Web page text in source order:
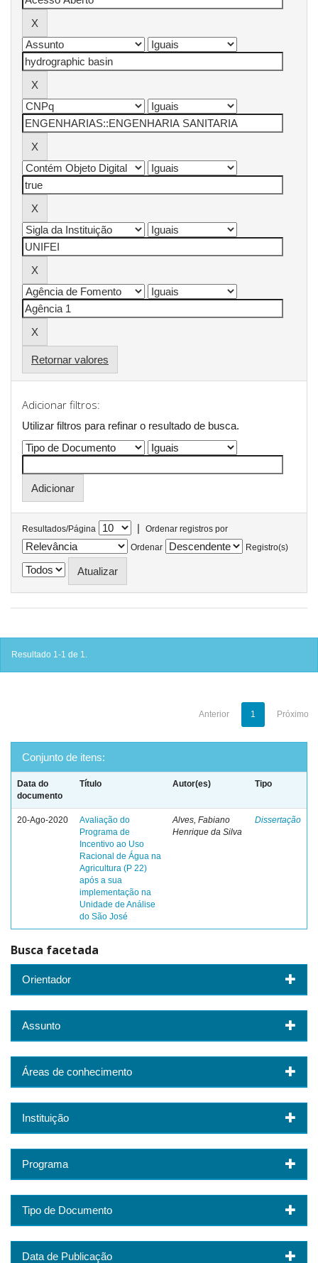
Retornar valores
Adicionar filtros:
Utilizar filtros para refinar o resultado de busca.
Resultados/Página |
Ordenar registros por
Ordenar
Registro(s)
Resultado 1-1 de 1.
Anterior 1 Próximo
Conjunto de itens:
Data do
documento
Título Autor(es) Tipo
20-Ago-2020
Avaliação do
Programa de
Incentivo ao Uso
Racional de Água na
Agricultura (P 22)
após a sua
implementação na
Unidade de Análise
do São José
Alves, Fabiano
Henrique da Silva
Dissertação
Busca facetada
Orientador
Assunto
Áreas de conhecimento
Instituição
Programa
Tipo de Documento
Data de Publicação